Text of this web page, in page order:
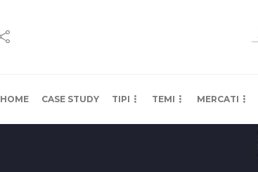
HOME CASE STUDY TIPI TEMI MERCATI